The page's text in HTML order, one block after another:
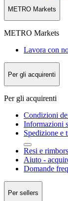
METRO Markets
METRO Markets
Lavora con
Per gli acquirenti
Per gli acquirenti
Condizioni
Informazioni
Spedizione e
Resi e
Aiuto -
Domande
Per sellers